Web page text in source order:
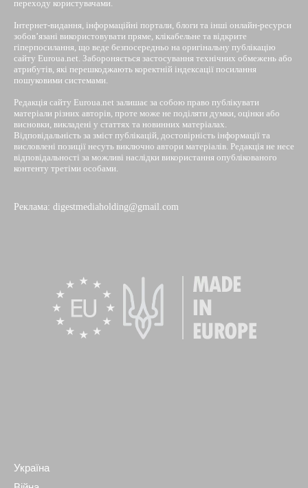
переходу користувачами.
Інтернет-видання, інформаційні портали, блоги та інші онлайн-ресурси
зобов’язані використовувати пряме, клікабельне та відкрите
гіперпосилання, що веде безпосередньо на оригінальну публікацію
сайту Euroua.net. Забороняється застосування технічних обмежень або
атрибутів, які перешкоджають коректній індексації посилання
пошуковими системами.
Редакція сайту Euroua.net залишає за собою право публікувати
матеріали різних авторів, проте може не поділяти думки, оцінки або
висновки, викладені у статтях та новинних матеріалах.
Відповідальність за зміст публікацій, достовірність інформації та
висловлені позиції несуть виключно автори матеріалів. Редакція не несе
відповідальності за можливі наслідки використання опублікованого
контенту третіми особами.
Реклама: digestmediaholding@gmail.com
Україна